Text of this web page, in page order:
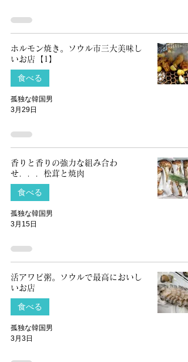
ホルモン焼き。ソウル市三大美味し
いお店【1】
食べる
孤独な韓国男
3月29日
香りと香りの強力な組み合わ
せ．．．松茸と焼肉
食べる
孤独な韓国男
3月15日
活アワビ粥。ソウルで最高においし
いお店
食べる
孤独な韓国男
3月3日